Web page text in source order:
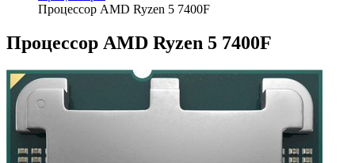
Процессор AMD Ryzen 5 7400F
Процессор AMD Ryzen 5 7400F